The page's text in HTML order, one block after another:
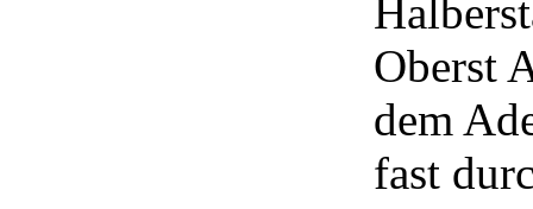
Oberst
dem
fast